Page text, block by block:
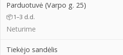
Parduotuvė (Varpo g. 25)
📦1–3 d.d.
Neturime
Tiekėjo sandėlis